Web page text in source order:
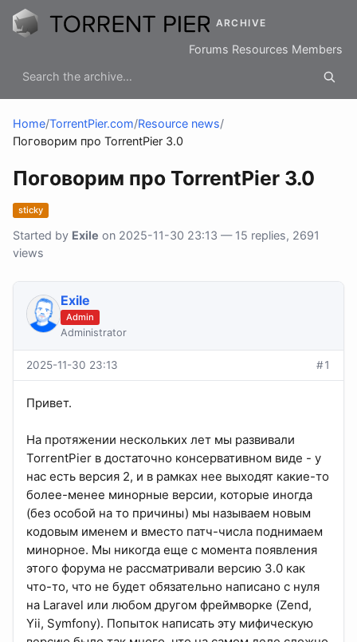
ARCHIVE
Forums Resources Members
Home/TorrentPier.com/Resource news/
Поговорим про TorrentPier 3.0
Поговорим про TorrentPier 3.0
sticky
Started by Exile on 2025-11-30 23:13 — 15 replies, 2691
views
Exile
Admin
Administrator
2025-11-30 23:13 #1
Привет.
На протяжении нескольких лет мы развивали
TorrentPier в достаточно консервативном виде - у
нас есть версия 2, и в рамках нее выходят какие-то
более-менее минорные версии, которые иногда
(без особой на то причины) мы называем новым
кодовым именем и вместо патч-числа поднимаем
минорное. Мы никогда еще с момента появления
этого форума не рассматривали версию 3.0 как
что-то, что не будет обязательно написано с нуля
на Laravel или любом другом фреймворке (Zend,
Yii, Symfony). Попыток написать эту мифическую